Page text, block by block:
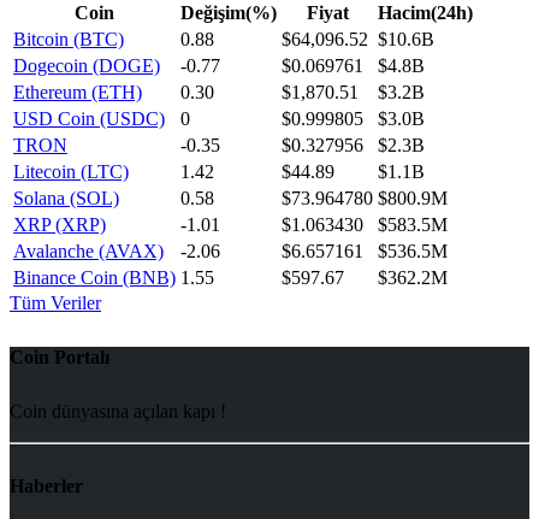
Coin Değişim(%) Fiyat
Hacim(24h)
Bitcoin (BTC)
0.88 $64,096.52 $10.6B
Dogecoin (DOGE)
-0.77 $0.069761
$4.8B
Ethereum (ETH)
0.30 $1,870.51
$3.2B
USD Coin (USDC)
0 $0.999805
$3.0B
TRON
-0.35 $0.327956
$2.3B
Litecoin (LTC)
1.42 $44.89
$1.1B
Solana (SOL)
0.58 $73.964780 $800.9M
XRP (XRP)
-1.01 $1.063430
$583.5M
Avalanche (AVAX)
-2.06 $6.657161
$536.5M
Binance Coin (BNB) 1.55 $597.67
$362.2M
Tüm Veriler
Coin Portalı
Coin dünyasına açılan kapı !
Haberler